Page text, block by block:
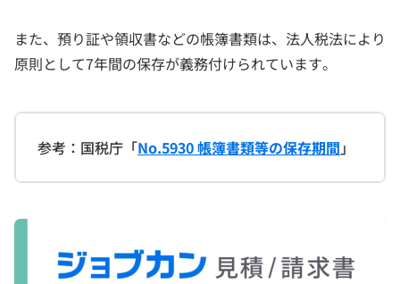
また、預り証や領収書などの帳簿書類は、法人税法により
原則として7年間の保存が義務付けられています。
参考：国税庁「No.5930 帳簿書類等の保存期間 」